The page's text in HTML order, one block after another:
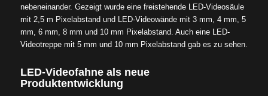
nebeneinander. Gezeigt wurde eine freistehende LED-Videosäule
mit 2,5 m Pixelabstand und LED-Videowände mit 3 mm, 4 mm, 5
mm, 6 mm, 8 mm und 10 mm Pixelabstand. Auch eine LED-
Videotreppe mit 5 mm und 10 mm Pixelabstand gab es zu sehen.
LED-Videofahne als neue
Produktentwicklung